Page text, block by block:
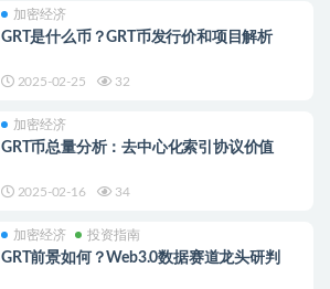
加密经济
GRT是什么币？GRT币发行价和项目解析
2025-02-25 32
加密经济
GRT币总量分析：去中心化索引协议价值
2025-02-16 34
加密经济 投资指南
GRT前景如何？Web3.0数据赛道龙头研判